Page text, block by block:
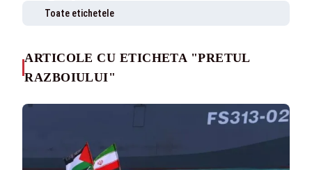
Toate etichetele
ARTICOLE CU ETICHETA "PRETUL
RAZBOIULUI"